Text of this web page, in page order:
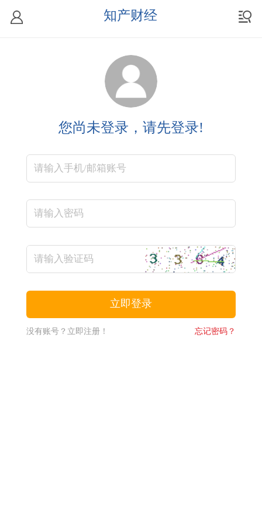
知产财经
您尚未登录，请先登录!
忘记密码？
没有账号？立即注册！